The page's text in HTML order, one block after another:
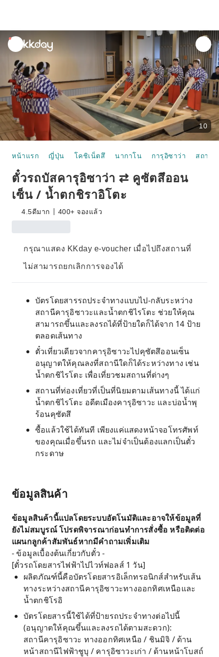
unread
notifications
10
หน้าแรก ญี่ปุ่น โคชิเน็ตสึ นากาโน การุอิซาว่า สถานี
ตั๋วรถบัสคารุอิซาว่า ⇄ คูซัตสึออน
เซ็น / น้ำตกชิราอิโตะ
4.5ดีมาก 400+ จองแล้ว
กรุณาแสดง KKday e-voucher เมื่อไปถึงสถานที่
ไม่สามารถยกเลิกการจองได้
บัตรโดยสารรถประจำทางแบบไป-กลับระหว่าง
สถานีคารุอิซาวะและน้ำตกชิไรโตะ ช่วยให้คุณ
สามารถขึ้นและลงรถได้ที่ป้ายใดก็ได้จาก 14 ป้าย
ตลอดเส้นทาง
ตั๋วเที่ยวเดียวจากคารุอิซาวะไปคุซัตสึออนเซ็น
อนุญาตให้คุณลงที่สถานีใดก็ได้ระหว่างทาง เช่น
น้ำตกชิไรโตะ เพื่อเที่ยวชมสถานที่ต่างๆ
สถานที่ท่องเที่ยวที่เป็นที่นิยมตามเส้นทางนี้ ได้แก่
น้ำตกชิไรโตะ อดีตเมืองคารุอิซาวะ และบ่อน้ำพุ
ร้อนคุซัตสึ
ซื้อแล้วใช้ได้ทันที เพียงแค่แสดงหน้าจอโทรศัพท์
ของคุณเมื่อขึ้นรถ และไม่จำเป็นต้องแลกเป็นตั๋ว
กระดาษ
ข้อมูลสินค้า
ข้อมูลสินค้านี้แปลโดยระบบอัตโนมัติและอาจให้ข้อมูลที่
ยังไม่สมบูรณ์ โปรดพิจารณาก่อนทำการสั่งซื้อ หรือติดต่อ
แผนกลูกค้าสัมพันธ์หากมีคำถามเพิ่มเติม
- ข้อมูลเบื้องต้นเกี่ยวกับตั๋ว -
[ตั๋วรถโดยสารไฟฟ้าไปไวท์ฟอลส์ 1 วัน]
ผลิตภัณฑ์นี้คือบัตรโดยสารอิเล็กทรอนิกส์สำหรับเส้น
ทางระหว่างสถานีคารุอิซาวะทางออกทิศเหนือและ
น้ำตกชิโรอิ
บัตรโดยสารนี้ใช้ได้ที่ป้ายรถประจำทางต่อไปนี้
(อนุญาตให้คุณขึ้นและลงรถได้ตามสะดวก):
สถานีคารุอิซาวะ ทางออกทิศเหนือ / ชินมิจิ / ด้าน
หน้าสถานีไฟฟ้าชูบุ / คารุอิซาวะเก่า / ด้านหน้าโบสถ์